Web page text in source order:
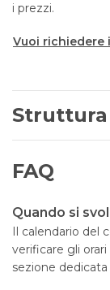
i prezzi.
Vuoi richiedere
Struttura
FAQ
Quando si
Il calendario del
verificare gli
sezione dedicata